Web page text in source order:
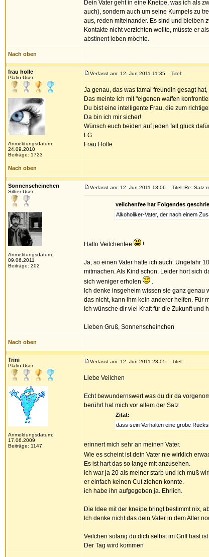
Dein Vater geht in eine Kneipe, was ich als
auch), sondern auch um seine Kumpels zu
aus, reden miteinander. Es sind und bleiben
Kontakte nicht verzichten wollte, müsste er
abstinent leben möchte.
Nach oben
frau holle
Platin-User
Anmeldungsdatum:
24.09.2010
Beiträge: 1723
Verfasst am: 12. Jun 2011 11:35 Titel:
Ja genau, das was tamal freundin gesagt
Das meinte ich mit "eigenen waffen
Du bist eine intelligente Frau, die zum
Da bin ich mir sicher!
Wünsch euch beiden auf jeden fall glück
LG
Frau Holle
Nach oben
Sonnenscheinchen
Silber-User
Anmeldungsdatum:
09.06.2011
Beiträge: 202
Verfasst am: 12. Jun 2011 13:06 Titel: Re: Satz
veilchenfee hat Folgendes
Alkoholiker-Vater, der nach einem
Hallo Veilchenfee !
Ja, so einen Vater hatte ich auch. Ungefähr
mitmachen. Als Kind schon. Leider hört sich
sich weniger erholen
.
Ich denke insgeheim wissen sie ganz genau
das nicht, kann ihm kein anderer helfen. Für
Ich wünsche dir viel Kraft für die Zukunft und
Lieben Gruß, Sonnenscheinchen
Nach oben
Trini
Platin-User
Anmeldungsdatum:
17.06.2009
Beiträge: 1147
Verfasst am: 12. Jun 2011 23:05 Titel:
Liebe Veilchen
Echt bewundernswert was du dir da
berührt hat mich vor allem der Satz
Zitat:
dass sein Verhalten eine grobe
erinnert mich sehr an meinen Vater.
Wie es scheint ist dein Vater nie wirklich
Es ist hart das so lange mit anzusehen.
Ich war ja 20 als meiner starb und ich muß
er einfach keinen Cut ziehen konnte.
ich habe ihn aufgegeben ja. Ehrlich.
Die Idee mit der kneipe bringt bestimmt nix,
Ich denke nicht das dein Vater in dem Alter
Veilchen solang du dich selbst im Griff hast
Der Tag wird kommen